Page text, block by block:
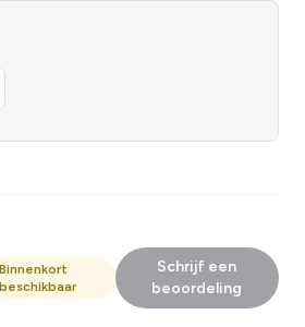
Binnenkort
beschikbaar
Schrijf een
beoordeling